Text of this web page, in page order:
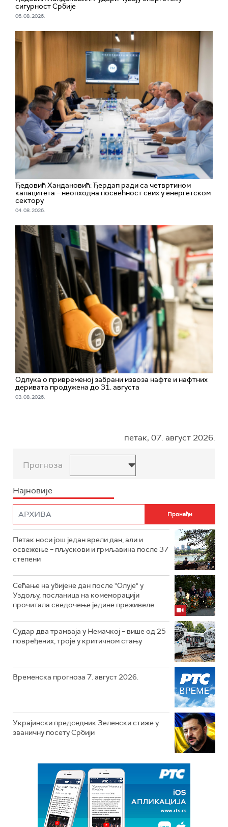
сигурност Србије
06. 08. 2026.
Ђедовић Хандановић: Ђердап ради са четвртином
капацитета – неопходна посвећност свих у енергетском
сектору
04. 08. 2026.
Одлука о привременој забрани извоза нафте и нафтних
деривата продужена до 31. августа
03. 08. 2026.
петак, 07. август 2026.
Прогноза
Најновије
Петак носи још један врели дан, али и
освежење – пљускови и грмљавина после 37
степени
Сећање на убијене дан после "Олује" у
Уздољу, посланица на комеморацији
прочитала сведочење једине преживеле
Судар два трамваја у Немачкој – више од 25
повређених, троје у критичном стању
Временска прогноза 7. август 2026.
Украјински председник Зеленски стиже у
званичну посету Србији